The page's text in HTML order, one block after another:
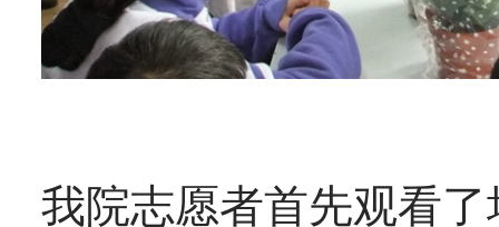
我院志愿者首先观看